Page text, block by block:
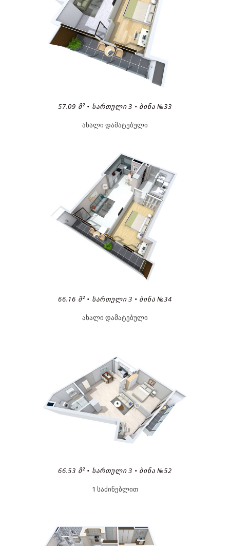
57.09 Მ² • ᲡᲐᲠᲗᲣᲚᲘ 3 • ᲑᲘᲜᲐ №33
ახალი დამატებული
66.16 Მ² • ᲡᲐᲠᲗᲣᲚᲘ 3 • ᲑᲘᲜᲐ №34
ახალი დამატებული
66.53 Მ² • ᲡᲐᲠᲗᲣᲚᲘ 3 • ᲑᲘᲜᲐ №52
1 საძინებლით